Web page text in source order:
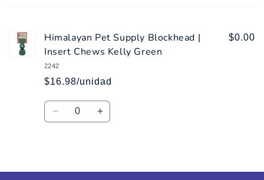
Himalayan Pet Supply Blockhead |
Insert Chews Kelly Green
2242
$16.98/unidad
$0.00
Cantidad
Reducir
Aumentar